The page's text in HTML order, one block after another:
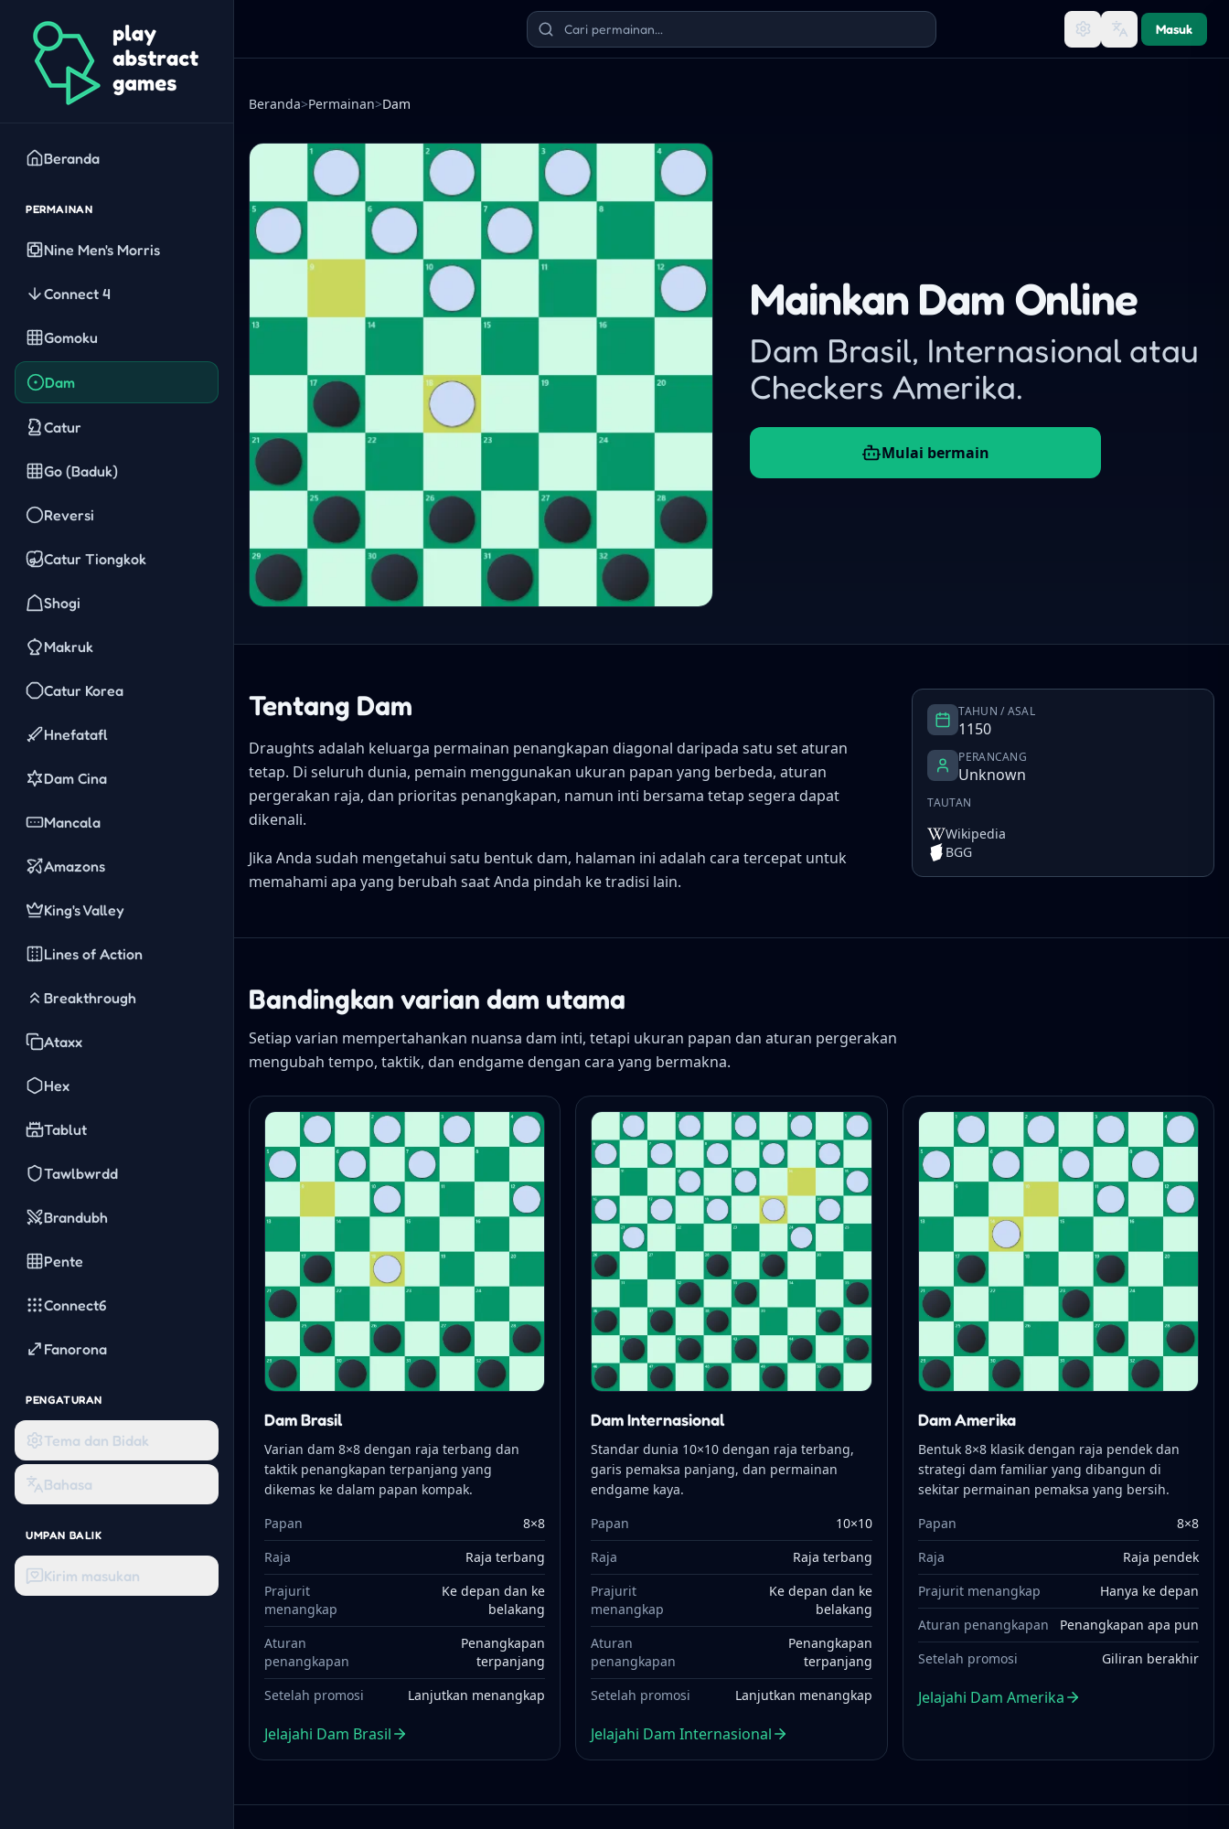
Masuk
Beranda
PERMAINAN
Nine Men's Morris
Connect 4
Gomoku
Dam
Catur
Go (Baduk)
Reversi
Catur Tiongkok
Shogi
Makruk
Catur Korea
Hnefatafl
Dam Cina
Mancala
Amazons
King's Valley
Lines of Action
Breakthrough
Ataxx
Hex
Tablut
Tawlbwrdd
Brandubh
Pente
Connect6
Fanorona
PENGATURAN
Tema dan Bidak
Bahasa
UMPAN BALIK
Kirim masukan
Beranda>Permainan>Dam
Mainkan Dam Online
Dam Brasil, Internasional atau
Checkers Amerika.
Mulai bermain
Tentang Dam
Draughts adalah keluarga permainan penangkapan diagonal daripada satu set aturan
tetap. Di seluruh dunia, pemain menggunakan ukuran papan yang berbeda, aturan
pergerakan raja, dan prioritas penangkapan, namun inti bersama tetap segera dapat
dikenali.
Jika Anda sudah mengetahui satu bentuk dam, halaman ini adalah cara tercepat untuk
memahami apa yang berubah saat Anda pindah ke tradisi lain.
TAHUN / ASAL
1150
PERANCANG
Unknown
TAUTAN
Wikipedia
BGG
Bandingkan varian dam utama
Setiap varian mempertahankan nuansa dam inti, tetapi ukuran papan dan aturan pergerakan
mengubah tempo, taktik, dan endgame dengan cara yang bermakna.
Dam Brasil
Varian dam 8×8 dengan raja terbang dan
taktik penangkapan terpanjang yang
dikemas ke dalam papan kompak.
Papan
8×8
Raja
Raja terbang
Prajurit
menangkap
Ke depan dan ke
belakang
Aturan
penangkapan
Penangkapan
terpanjang
Setelah promosi
Lanjutkan menangkap
Jelajahi Dam Brasil
Dam Internasional
Standar dunia 10×10 dengan raja terbang,
garis pemaksa panjang, dan permainan
endgame kaya.
Papan
10×10
Raja
Raja terbang
Prajurit
menangkap
Ke depan dan ke
belakang
Aturan
penangkapan
Penangkapan
terpanjang
Setelah promosi
Lanjutkan menangkap
Jelajahi Dam Internasional
Dam Amerika
Bentuk 8×8 klasik dengan raja pendek dan
strategi dam familiar yang dibangun di
sekitar permainan pemaksa yang bersih.
Papan
8×8
Raja
Raja pendek
Prajurit menangkap
Hanya ke depan
Aturan penangkapan
Penangkapan apa pun
Setelah promosi
Giliran berakhir
Jelajahi Dam Amerika